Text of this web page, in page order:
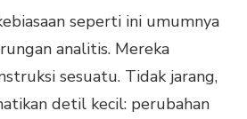
seperti ini umumnya
analitis. Mereka
sesuatu. Tidak jarang,
detil kecil: perubahan